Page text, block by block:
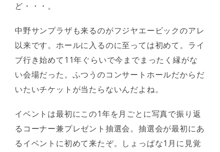
ど・・・。
中野サンプラザも来るのがフジヤエービックのアレ
以来です。ホールに入るのに至っては初めて。ライ
ブ行き始めて11年ぐらいで今までまったく縁がな
い会場だった。ふつうのコンサートホールだからだ
いたいチケットが当たらないんだよね。
イベントは最初にこの1年を月ごとに写真で振り返
るコーナー兼プレゼント抽選会。抽選会が最初にあ
るイベントに初めて来たぞ。しょっぱな1月に見覚